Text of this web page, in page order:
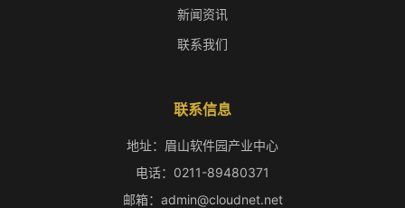
新闻资讯
联系我们
联系信息
地址：眉山软件园产业中心
电话：0211-89480371
邮箱：admin@cloudnet.net